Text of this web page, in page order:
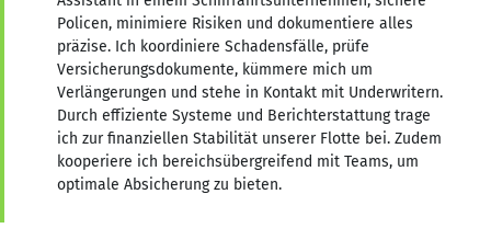
Policen, minimiere Risiken und dokumentiere alles
präzise. Ich koordiniere Schadensfälle, prüfe
Versicherungsdokumente, kümmere mich um
Verlängerungen und stehe in Kontakt mit Underwritern.
Durch effiziente Systeme und Berichterstattung trage
ich zur finanziellen Stabilität unserer Flotte bei. Zudem
kooperiere ich bereichsübergreifend mit Teams, um
optimale Absicherung zu bieten.